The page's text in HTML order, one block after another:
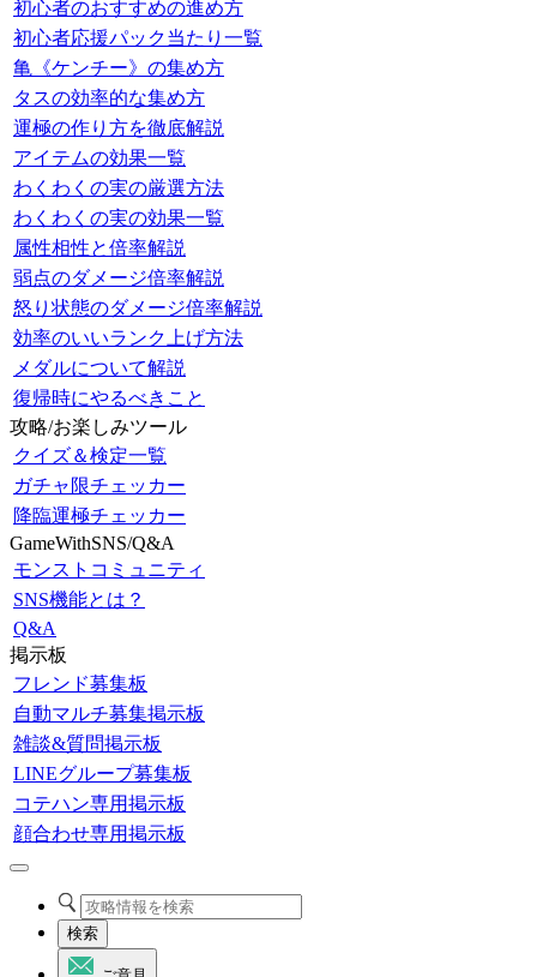
初心者のおすすめの進め方
初心者応援パック当たり一覧
亀《ケンチー》の集め方
タスの効率的な集め方
運極の作り方を徹底解説
アイテムの効果一覧
わくわくの実の厳選方法
わくわくの実の効果一覧
属性相性と倍率解説
弱点のダメージ倍率解説
怒り状態のダメージ倍率解説
効率のいいランク上げ方法
メダルについて解説
復帰時にやるべきこと
攻略/お楽しみツール
クイズ＆検定一覧
ガチャ限チェッカー
降臨運極チェッカー
GameWithSNS/Q&A
モンストコミュニティ
SNS機能とは？
Q&A
掲示板
フレンド募集板
自動マルチ募集掲示板
雑談&質問掲示板
LINEグループ募集板
コテハン専用掲示板
顔合わせ専用掲示板
検索